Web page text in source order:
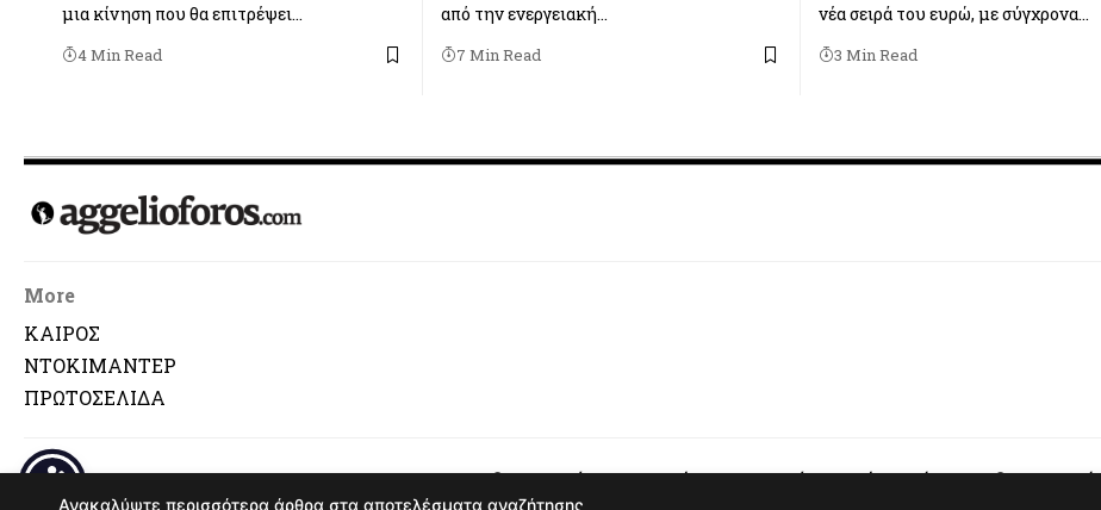
μια κίνηση που θα επιτρέψει…
4 Min Read
από την ενεργειακή…
7 Min Read
νέα σειρά του ευρώ, με σύγχρονα…
3 Min Read
More
ΚΑΙΡΟΣ
ΝΤΟΚΙΜΑΝΤΕΡ
ΠΡΩΤΟΣΕΛΙΔΑ
© Αναδημοσιεύουμε αυτό που πιστεύουμε ότι αξίζει να διαβαστεί..
Ανακαλύψτε περισσότερα άρθρα στα αποτελέσματα αναζήτησης